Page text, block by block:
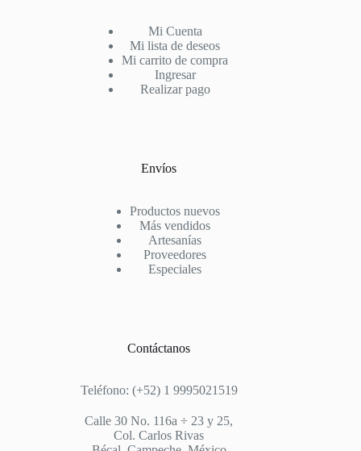
Mi Cuenta
Mi lista de deseos
Mi carrito de compra
Ingresar
Realizar pago
Envíos
Productos nuevos
Más vendidos
Artesanías
Proveedores
Especiales
Contáctanos
Teléfono: (+52) 1 9995021519
Calle 30 No. 116a ÷ 23 y 25,
Col. Carlos Rivas